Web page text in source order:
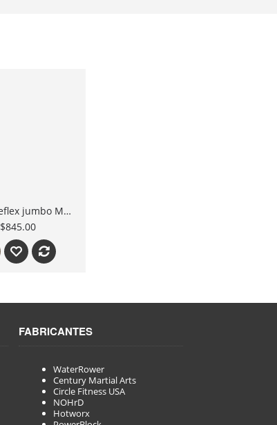
Pelota Reflex jumbo Mejora coordinación mano ojo
$845.00
FABRICANTES
WaterRower
Century Martial Arts
Circle Fitness USA
NOHrD
Hotworx